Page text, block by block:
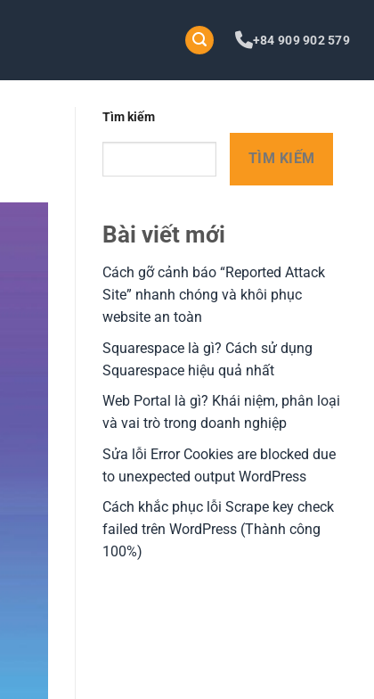
+84 909 902 579
Tìm kiếm
TÌM KIẾM
Bài viết mới
Cách gỡ cảnh báo “Reported Attack
Site” nhanh chóng và khôi phục
website an toàn
Squarespace là gì? Cách sử dụng
Squarespace hiệu quả nhất
Web Portal là gì? Khái niệm, phân loại
và vai trò trong doanh nghiệp
Sửa lỗi Error Cookies are blocked due
to unexpected output WordPress
Cách khắc phục lỗi Scrape key check
failed trên WordPress (Thành công
100%)